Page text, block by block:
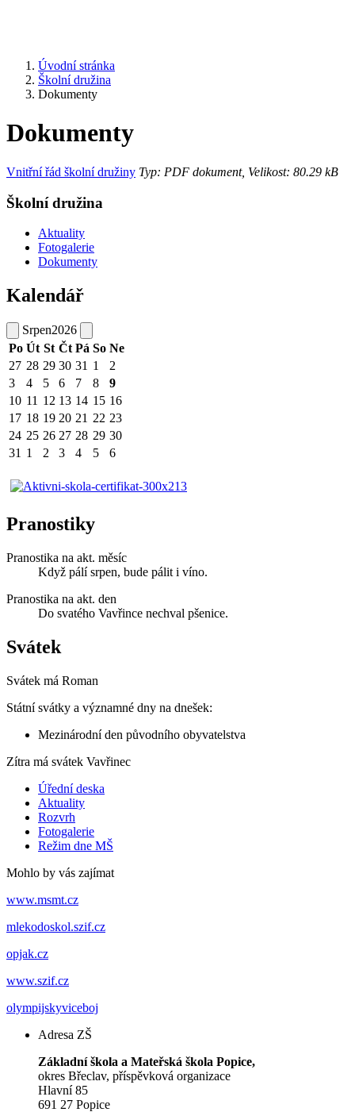
Úvodní stránka
Školní družina
Dokumenty
Dokumenty
Vnitřní řád školní družiny Typ: PDF dokument, Velikost: 80.29 kB
Školní družina
Aktuality
Fotogalerie
Dokumenty
Kalendář
Srpen2026
Po Út St Čt Pá So Ne
27 28 29 30 31 1
2
3
4 5 6 7 8
9
10 11 12 13 14 15 16
17 18 19 20 21 22 23
24 25 26 27 28 29 30
31 1 2 3 4 5 6
Pranostiky
Pranostika na akt. měsíc
Když pálí srpen, bude pálit i víno.
Pranostika na akt. den
Do svatého Vavřince nechval pšenice.
Svátek
Svátek má Roman
Státní svátky a významné dny na dnešek:
Mezinárodní den původního obyvatelstva
Zítra má svátek Vavřinec
Úřední deska
Aktuality
Rozvrh
Fotogalerie
Režim dne MŠ
Mohlo by vás zajímat
www.msmt.cz
mlekodoskol.szif.cz
opjak.cz
www.szif.cz
olympijskyviceboj
Adresa ZŠ
Základní škola a Mateřská škola Popice,
okres Břeclav, příspěvková organizace
Hlavní 85
691 27 Popice